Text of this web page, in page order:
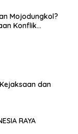
Mojodungkol?
Konflik
dan
RAYA